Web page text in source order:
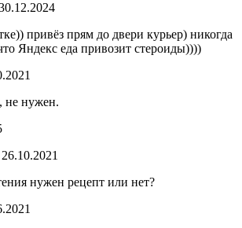
привёз прям до двери курьер) никогда
Яндекс еда привозит стероиды))))
не нужен.
26.10.2021
нужен рецепт или нет?